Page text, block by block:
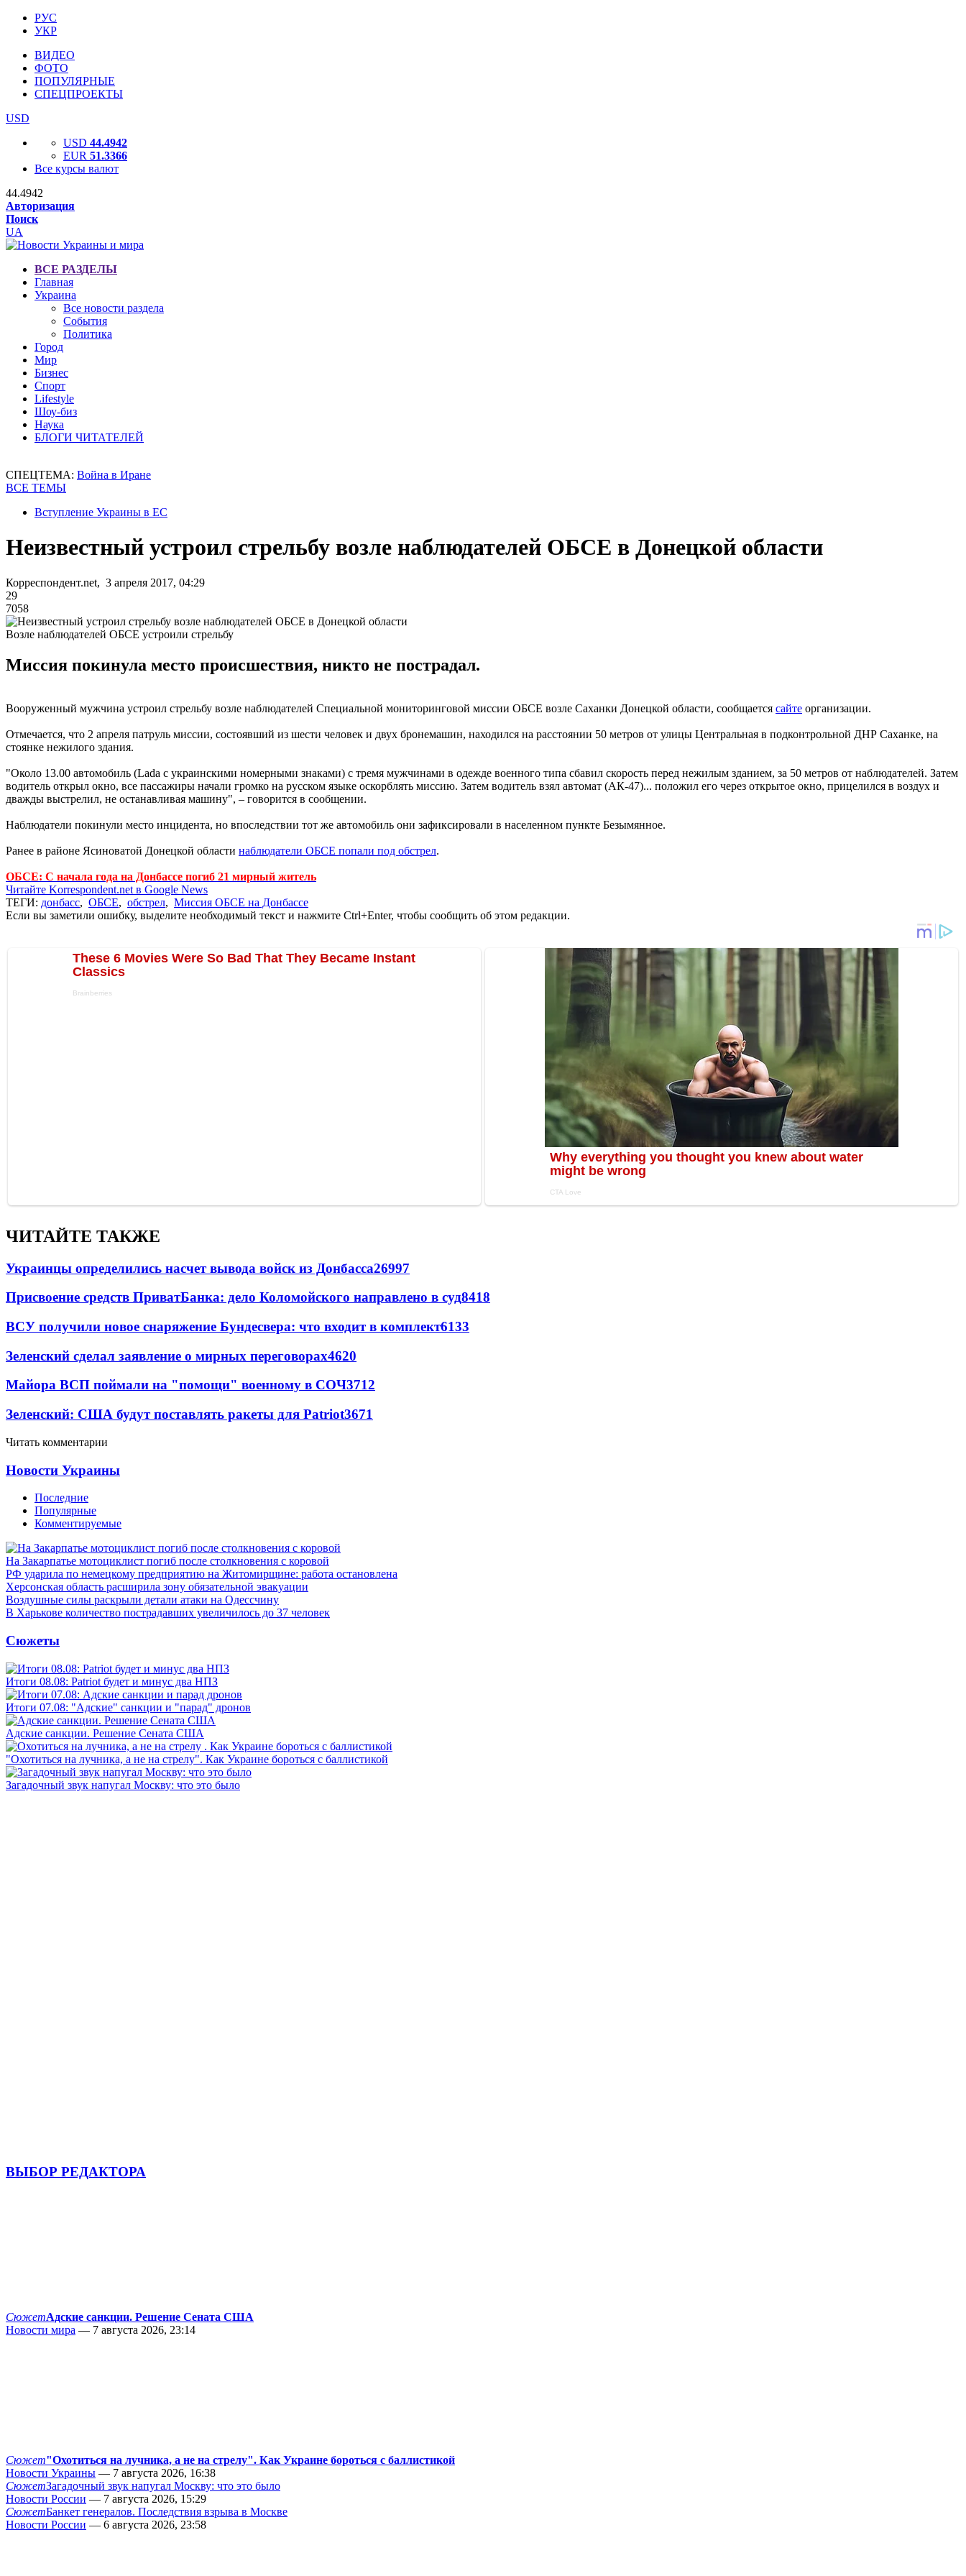
РУС
УКР
ВИДЕО
ФОТО
ПОПУЛЯРНЫЕ
СПЕЦПРОЕКТЫ
USD
USD 44.4942
EUR 51.3366
Все курсы валют
44.4942
Авторизация
Поиск
UA
ВСЕ РАЗДЕЛЫ
Главная
Украина
Все новости раздела
События
Политика
Город
Мир
Бизнес
Спорт
Lifestyle
Шоу-биз
Наука
БЛОГИ ЧИТАТЕЛЕЙ
СПЕЦТЕМА: Война в Иране
ВСЕ ТЕМЫ
Вступление Украины в ЕС
Неизвестный устроил стрельбу возле наблюдателей ОБСЕ в Донецкой области
Корреспондент.net, 3 апреля 2017, 04:29
29
7058
Возле наблюдателей ОБСЕ устроили стрельбу
Миссия покинула место происшествия, никто не пострадал.
Вооруженный мужчина устроил стрельбу возле наблюдателей Специальной мониторинговой миссии ОБСЕ возле Саханки Донецкой области, сообщается сайте организации.
Отмечается, что 2 апреля патруль миссии, состоявший из шести человек и двух бронемашин, находился на расстоянии 50 метров от улицы Центральная в подконтрольной ДНР Саханке, на
стоянке нежилого здания.
"Около 13.00 автомобиль (Lada с украинскими номерными знаками) с тремя мужчинами в одежде военного типа сбавил скорость перед нежилым зданием, за 50 метров от наблюдателей. Затем
водитель открыл окно, все пассажиры начали громко на русском языке оскорблять миссию. Затем водитель взял автомат (АК-47)... положил его через открытое окно, прицелился в воздух и
дважды выстрелил, не останавливая машину", – говорится в сообщении.
Наблюдатели покинули место инцидента, но впоследствии тот же автомобиль они зафиксировали в населенном пункте Безымянное.
Ранее в районе Ясиноватой Донецкой области наблюдатели ОБСЕ попали под обстрел.
ОБСЕ: С начала года на Донбассе погиб 21 мирный житель
Читайте Korrespondent.net в Google News
ТЕГИ: донбасс, ОБСЕ, обстрел, Миссия ОБСЕ на Донбассе
Если вы заметили ошибку, выделите необходимый текст и нажмите Ctrl+Enter, чтобы сообщить об этом редакции.
ЧИТАЙТЕ ТАКЖЕ
Украинцы определились насчет вывода войск из Донбасса26997
Присвоение средств ПриватБанка: дело Коломойского направлено в суд8418
ВСУ получили новое снаряжение Бундесвера: что входит в комплект6133
Зеленский сделал заявление о мирных переговорах4620
Майора ВСП поймали на "помощи" военному в СОЧ3712
Зеленский: США будут поставлять ракеты для Patriot3671
Читать комментарии
Новости Украины
Последние
Популярные
Комментируемые
На Закарпатье мотоциклист погиб после столкновения с коровой
РФ ударила по немецкому предприятию на Житомирщине: работа остановлена
Херсонская область расширила зону обязательной эвакуации
Воздушные силы раскрыли детали атаки на Одессчину
В Харькове количество пострадавших увеличилось до 37 человек
Сюжеты
Итоги 08.08: Patriot будет и минус два НПЗ
Итоги 07.08: "Адские" санкции и "парад" дронов
Адские санкции. Решение Сената США
"Охотиться на лучника, а не на стрелу". Как Украине бороться с баллистикой
Загадочный звук напугал Москву: что это было
ВЫБОР РЕДАКТОРА
СюжетАдские санкции. Решение Сената США
Новости мира — 7 августа 2026, 23:14
Сюжет"Охотиться на лучника, а не на стрелу". Как Украине бороться с баллистикой
Новости Украины — 7 августа 2026, 16:38
СюжетЗагадочный звук напугал Москву: что это было
Новости России — 7 августа 2026, 15:29
СюжетБанкет генералов. Последствия взрыва в Москве
Новости России — 6 августа 2026, 23:58